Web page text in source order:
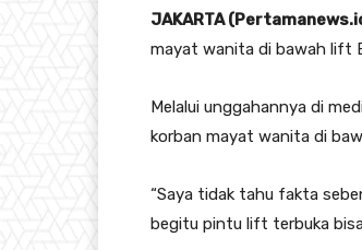
JAKARTA
mayat wanita di bawah lift
Melalui unggahannya di
korban mayat wanita di
“Saya tidak tahu fakta
begitu pintu lift terbuka